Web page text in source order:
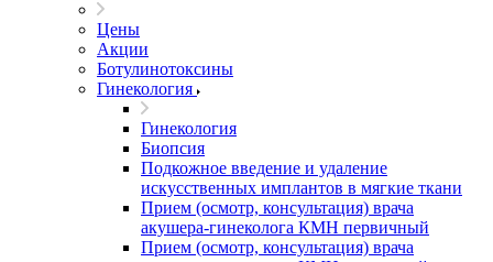
Цены
Акции
Ботулинотоксины
Гинекология
Гинекология
Биопсия
Подкожное введение и удаление
искусственных имплантов в мягкие ткани
Прием (осмотр, консультация) врача
акушера-гинеколога КМН первичный
Прием (осмотр, консультация) врача